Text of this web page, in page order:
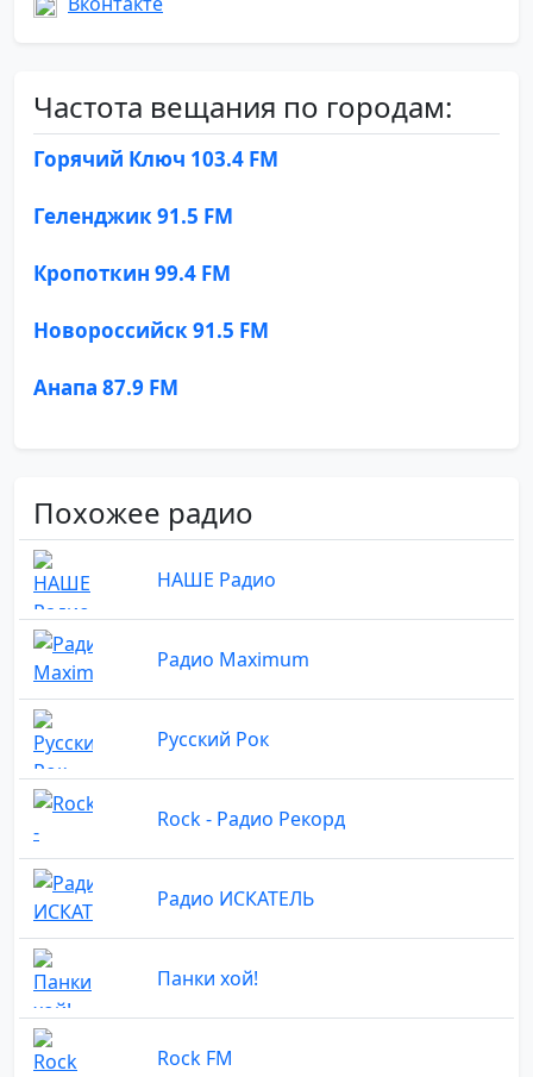
Частота вещания по городам:
Горячий Ключ 103.4 FM
Геленджик 91.5 FM
Кропоткин 99.4 FM
Новороссийск 91.5 FM
Анапа 87.9 FM
Похожее радио
НАШЕ Радио
Радио Maximum
Русский Рок
Rock - Радио Рекорд
Радио ИСКАТЕЛЬ
Панки хой!
Rock FM